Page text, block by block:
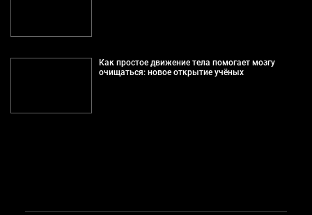
Как простое движение тела помогает мозгу
очищаться: новое открытие учёных